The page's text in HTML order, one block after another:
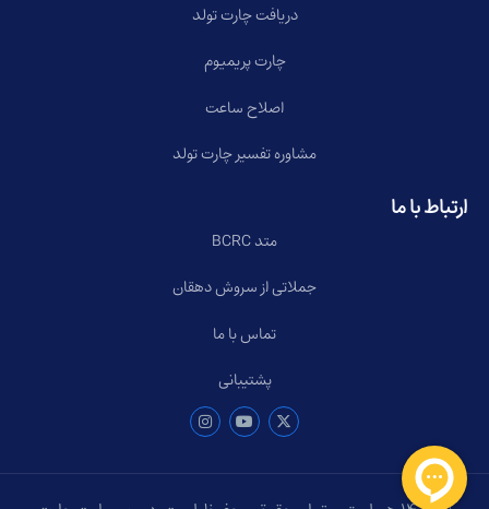
دریافت چارت تولد
چارت پریمیوم
اصلاح ساعت
مشاوره تفسیر چارت تولد
ارتباط با ما
متد BCRC
جملاتی از سروش دهقان
تماس با ما
پشتیبانی